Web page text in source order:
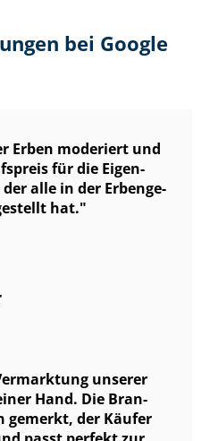
bei Google
Erben moderiert und
für die Ei­gen­
alle in der Er­ben­ge­
hat.
unserer
Hand. Die Bran­
der Käufer